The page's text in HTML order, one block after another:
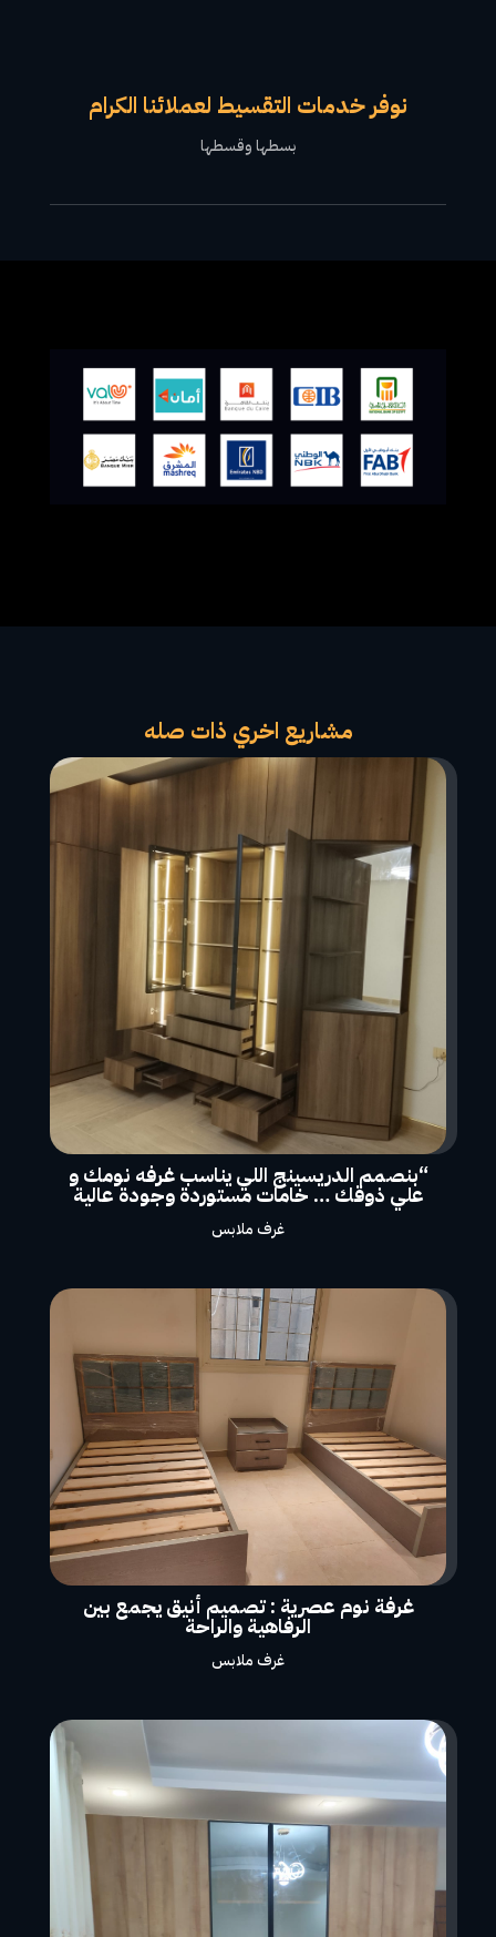
نوفر خدمات التقسيط لعملائنا الكرام
بسطها وقسطها
مشاريع اخري ذات صله
“بنصمم الدريسينج اللي يناسب غرفه نومك و
علي ذوقك … خامات مستوردة وجودة عالية
غرف ملابس
غرفة نوم عصرية : تصميم أنيق يجمع بين
الرفاهية والراحة
غرف ملابس